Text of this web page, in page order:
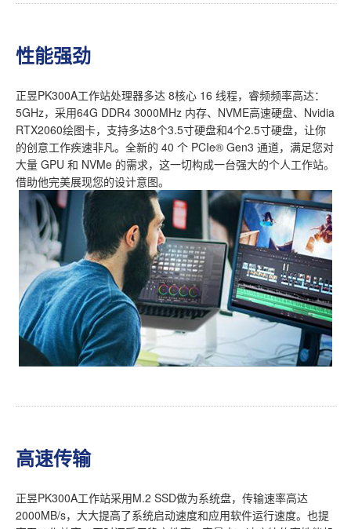
性能强劲
正昱PK300A工作站处理器多达 8核心 16 线程，睿频频率高达：
5GHz，采用64G DDR4 3000MHz 内存、NVME高速硬盘、Nvidia
RTX2060绘图卡，支持多达8个3.5寸硬盘和4个2.5寸硬盘，让你
的创意工作疾速非凡。全新的 40 个 PCIe® Gen3 通道，满足您对
大量 GPU 和 NVMe 的需求，这一切构成一台强大的个人工作站。
借助他完美展现您的设计意图。
高速传输
正昱PK300A工作站采用M.2 SSD做为系统盘，传输速率高达
2000MB/s，大大提高了系统启动速度和应用软件运行速度。也提